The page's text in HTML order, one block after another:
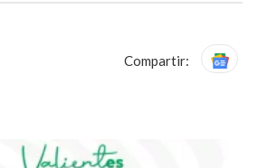
Compartir: